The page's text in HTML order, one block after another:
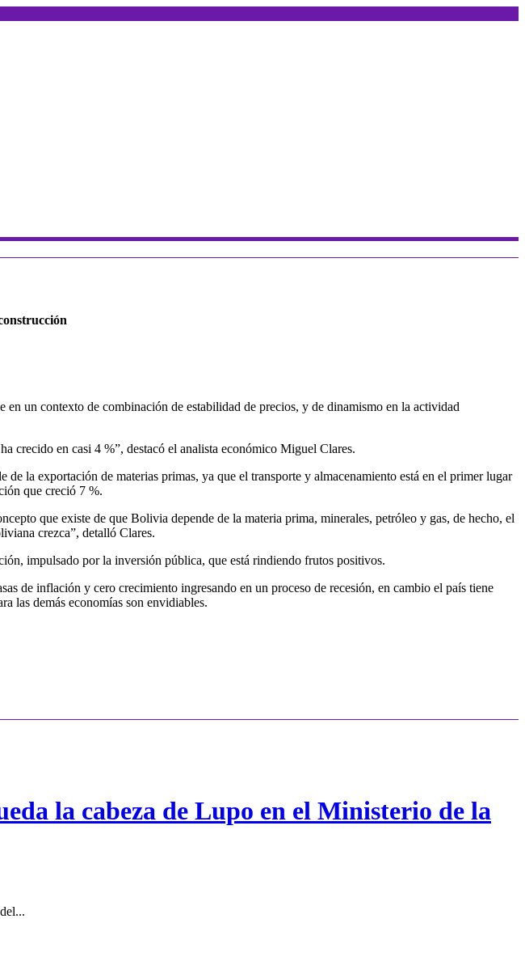
un contexto de combinación de estabilidad de precios, y de dinamismo en la actividad
crecido en casi 4 %”, destacó el analista económico Miguel Clares.
la exportación de materias primas, ya que el transporte y almacenamiento está en el primer lugar
que creció 7 %.
que existe de que Bolivia depende de la materia prima, minerales, petróleo y gas, de hecho, el
crezca”, detalló Clares.
impulsado por la inversión pública, que está rindiendo frutos positivos.
de inflación y cero crecimiento ingresando en un proceso de recesión, en cambio el país tiene
las demás economías son envidiables.
la cabeza de Lupo en el Ministerio de la